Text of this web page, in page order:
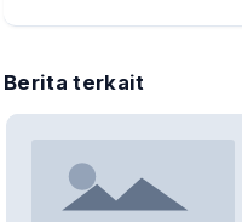
Berita terkait